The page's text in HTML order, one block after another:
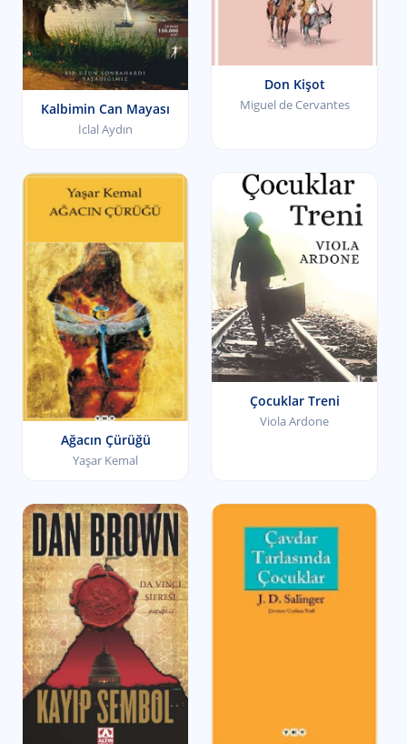
Kalbimin Can Mayası
İclal Aydın
Don Kişot
Miguel de Cervantes
Ağacın Çürüğü
Yaşar Kemal
Çocuklar Treni
Viola Ardone